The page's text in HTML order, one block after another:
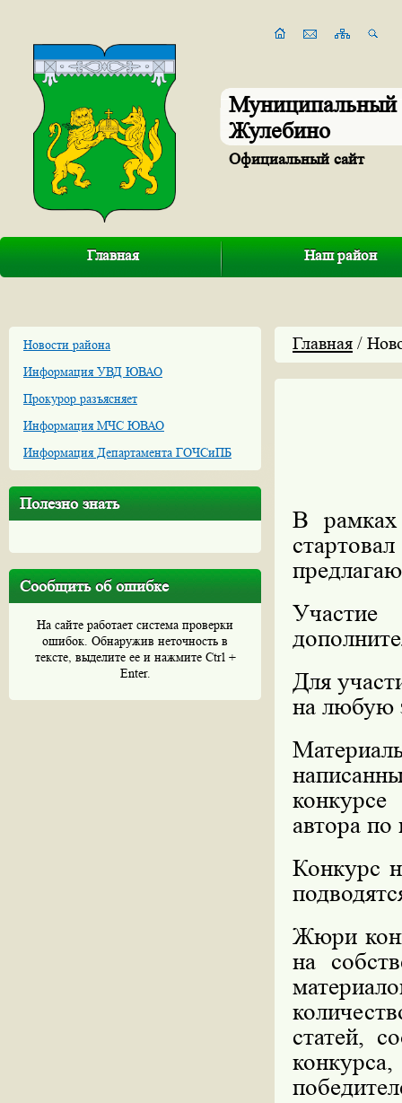
Муниципальный
Жулебино
Официальный сайт
Главная Наш район
Новости района
Информация УВД ЮВАО
Прокурор разъясняет
Информация МЧС ЮВАО
Информация Департамента ГОЧСиПБ
Полезно знать
Сообщить об ошибке
На сайте работает система проверки
ошибок. Обнаружив неточность в
тексте, выделите ее и нажмите Ctrl +
Enter.
Главная /
В
Участие
Для
на любую
автора
Конкурс
Жюри
на
статей,